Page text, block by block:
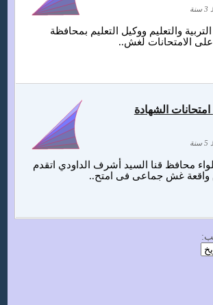
والتعليم ووكيل التعليم بمحافظة
على الامتحانات لغش..
محافظ قنا السيد أشرف الداودي اتقدم
واقعة غش جماعى فى امتح..
الشهادة